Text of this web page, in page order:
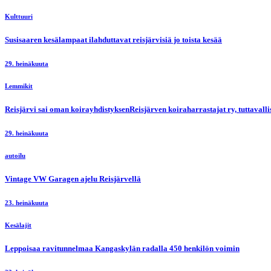
Kulttuuri
Susisaaren kesälampaat ilahduttavat reisjärvisiä jo toista kesää
29. heinäkuuta
Lemmikit
Reisjärvi sai oman koirayhdistyksenReisjärven koiraharrastajat ry,
29. heinäkuuta
autoilu
Vintage VW Garagen ajelu Reisjärvellä
23. heinäkuuta
Kesälajit
Leppoisaa ravitunnelmaa Kangaskylän radalla 450 henkilön voimin